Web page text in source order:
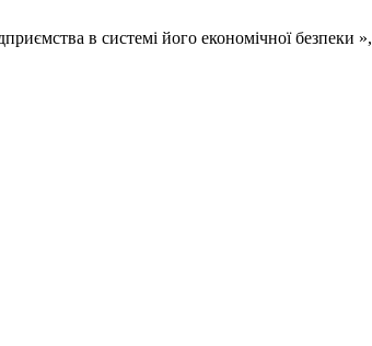
в системі його економічної безпеки »,